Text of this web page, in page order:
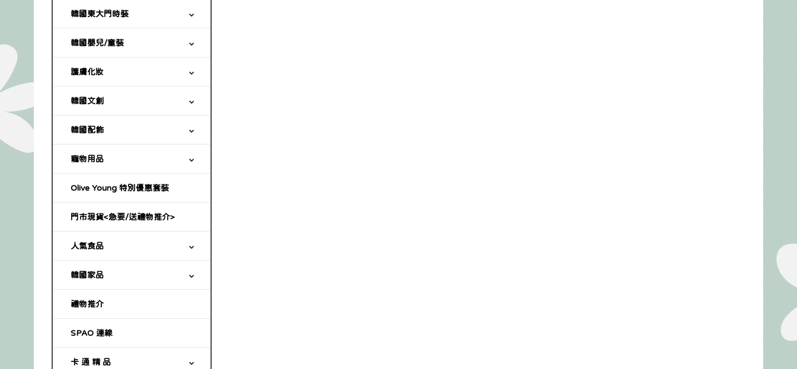
韓國東大門時裝
韓國嬰兒/童裝
護膚化妝
韓國文創
韓國配飾
寵物用品
Olive Young 特別優惠套裝
門市現貨<急要/送禮物推介>
人氣食品
韓國家品
禮物推介
SPAO 連線
卡 通 精 品